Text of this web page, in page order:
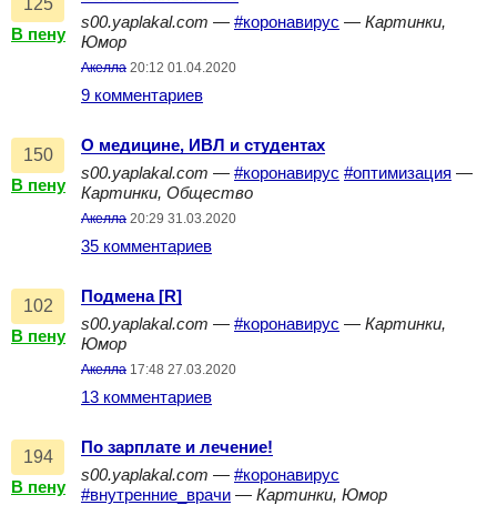
125
В пену
s00.yaplakal.com — #коронавирус — Картинки,
Юмор
Акелла 20:12 01.04.2020
9 комментариев
150
В пену
О медицине, ИВЛ и студентах
s00.yaplakal.com — #коронавирус #оптимизация —
Картинки, Общество
Акелла 20:29 31.03.2020
35 комментариев
102
В пену
Подмена [R]
s00.yaplakal.com — #коронавирус — Картинки,
Юмор
Акелла 17:48 27.03.2020
13 комментариев
194
В пену
По зарплате и лечение!
s00.yaplakal.com — #коронавирус
#внутренние_врачи — Картинки, Юмор